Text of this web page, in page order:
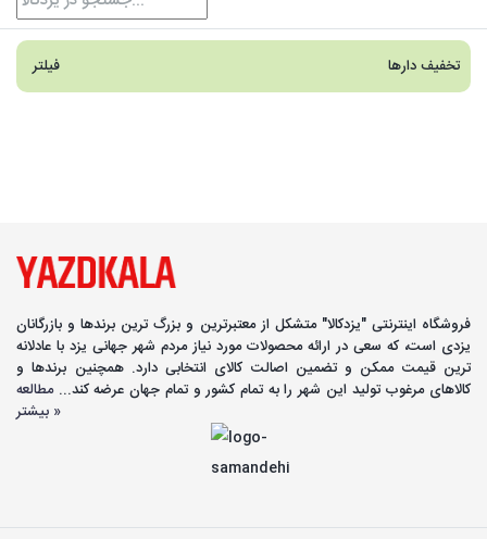
فیلتر تخفیف دارها
فروشگاه اینترنتی "یزدکالا" متشکل از معتبرترین و بزرگ ترین برندها و بازرگانان
یزدی است، که سعی در ارائه محصولات مورد نیاز مردم شهر جهانی یزد با عادلانه
ترین قیمت ممکن و تضمین اصالت کالای انتخابی دارد. همچنین برندها و
کالاهای مرغوب تولید این شهر را به تمام کشور و تمام جهان عرضه کند...مطالعه
بیشتر »